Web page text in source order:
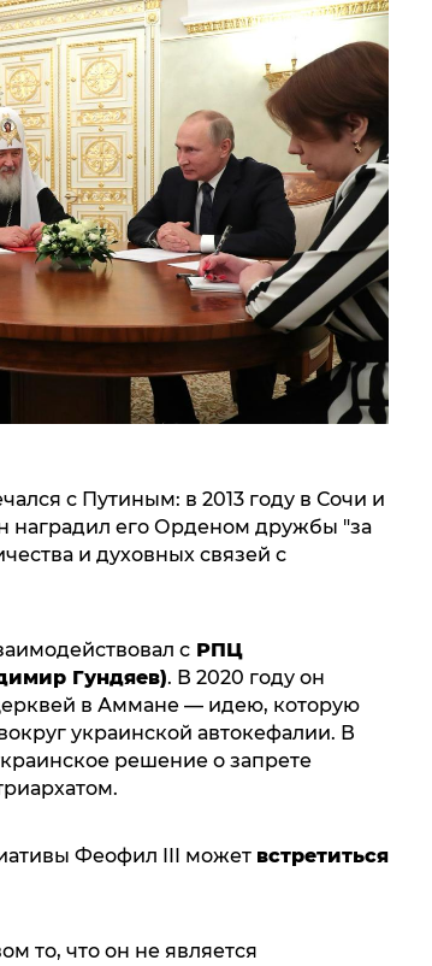
с Путиным: в 2013 году в Сочи и
наградил его Орденом дружбы "за
и духовных связей с
сРПЦ
Гундяев). В 2020 году он
в Аммане — идею, которую
украинской автокефалии. В
решение о запрете
Феофил III может встретиться
то, что он не является